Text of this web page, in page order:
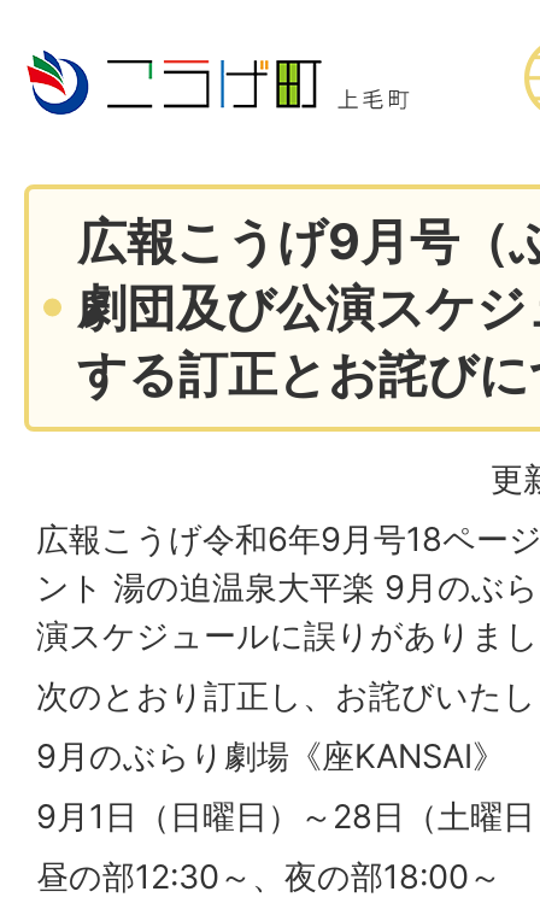
広報こうげ9月号（
劇団及び公演スケ
する訂正とお詫び
更
広報こうげ令和6年9月号18ペー
ント 湯の迫温泉大平楽 9月のぶ
演スケジュールに誤りがありま
次のとおり訂正し、お詫びいた
9月のぶらり劇場《座KANSAI》
9月1日（日曜日）～28日（土曜
昼の部12:30～、夜の部18:00～